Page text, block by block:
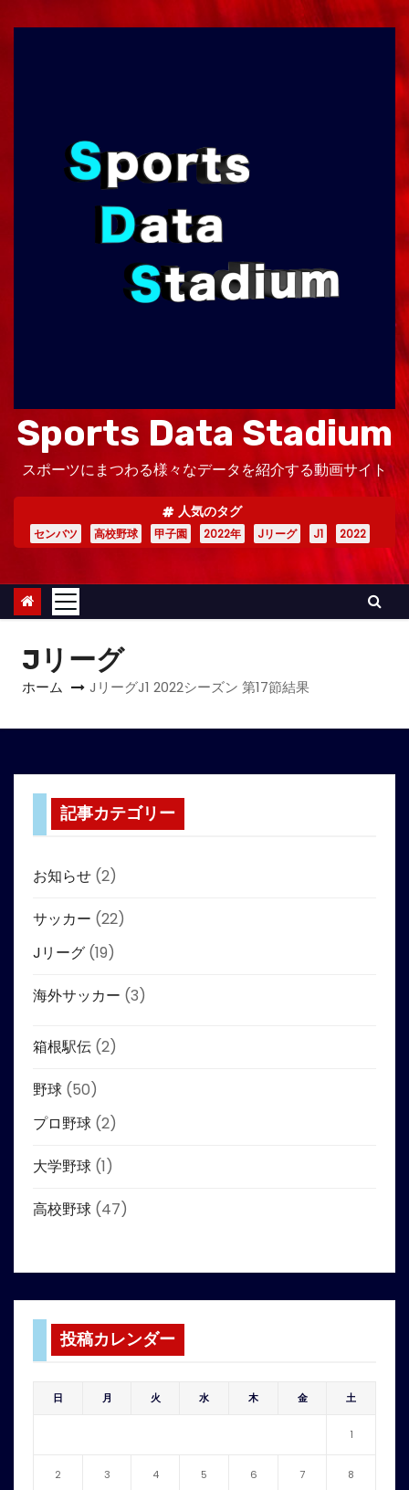
Sports Data Stadium
スポーツにまつわる様々なデータを紹介する動画サイト
人気のタグ
センバツ 高校野球 甲子園 2022年 Jリーグ J1 2022
Jリーグ
ホーム JリーグJ1 2022シーズン 第17節結果
記事カテゴリー
お知らせ (2)
サッカー (22)
Jリーグ (19)
海外サッカー (3)
箱根駅伝 (2)
野球 (50)
プロ野球 (2)
大学野球 (1)
高校野球 (47)
投稿カレンダー
日 月 火 水 木 金 土
1
2 3 4 5 6 7 8